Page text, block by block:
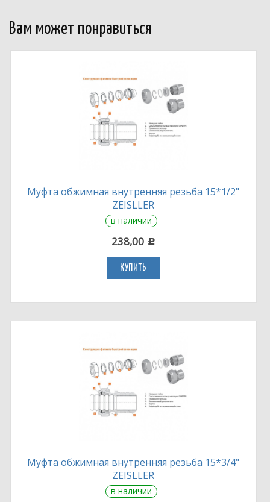
Вам может понравиться
Муфта обжимная внутренняя резьба 15*1/2"
ZEISLLER
в наличии
238,00 c
КУПИТЬ
Муфта обжимная внутренняя резьба 15*3/4"
ZEISLLER
в наличии